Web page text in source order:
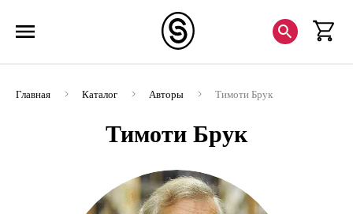
Главная Каталог Авторы Тимоти Брук
Тимоти Брук